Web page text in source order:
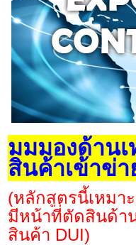
มุมมองด้าน
สินค้าเข้าข่า
(หลักสูตรนี้เหมา
มีหน้าที่ตัดสินด้า
สินค้า DUI)